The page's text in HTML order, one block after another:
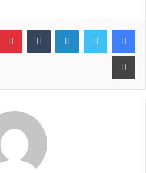
لينكدإن
طباعة